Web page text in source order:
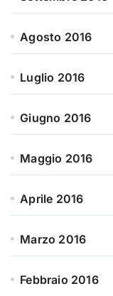
Agosto 2016
Luglio 2016
Giugno 2016
Maggio 2016
Aprile 2016
Marzo 2016
Febbraio 2016